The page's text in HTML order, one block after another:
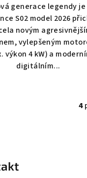
generace legendy je
S02 model 2026
novým
vylepšeným
výkon 4 kW) a
digitálním...
4